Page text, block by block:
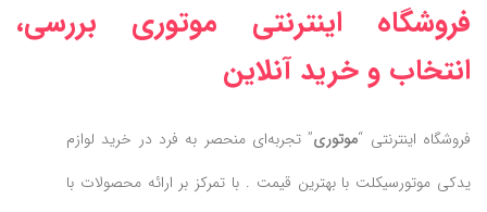
فروشگاه اینترنتی موتوری بررسی،
انتخاب و خرید آنلاین
فروشگاه اینترنتی “موتوری” تجربه‌ای منحصر به فرد در خرید لوازم
یدکی موتورسیکلت با بهترین قیمت . با تمرکز بر ارائه محصولات با